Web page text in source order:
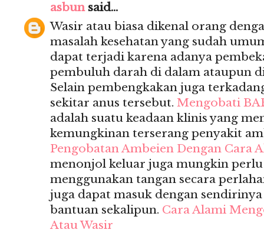
asbunsaid...
Wasir atau biasa dikenal orang
masalah kesehatan yang sudah
dapat terjadi karena adanya
pembuluh darah di dalam ataupun
Selain pembengkakan juga
sekitar anus tersebut. Mengobati
adalah suatu keadaan klinis yang
kemungkinan terserang penyakit
Pengobatan Ambeien Dengan Cara
menonjol keluar juga mungkin
menggunakan tangan secara
juga dapat masuk dengan
bantuan sekalipun. Cara Alami
Atau Wasir